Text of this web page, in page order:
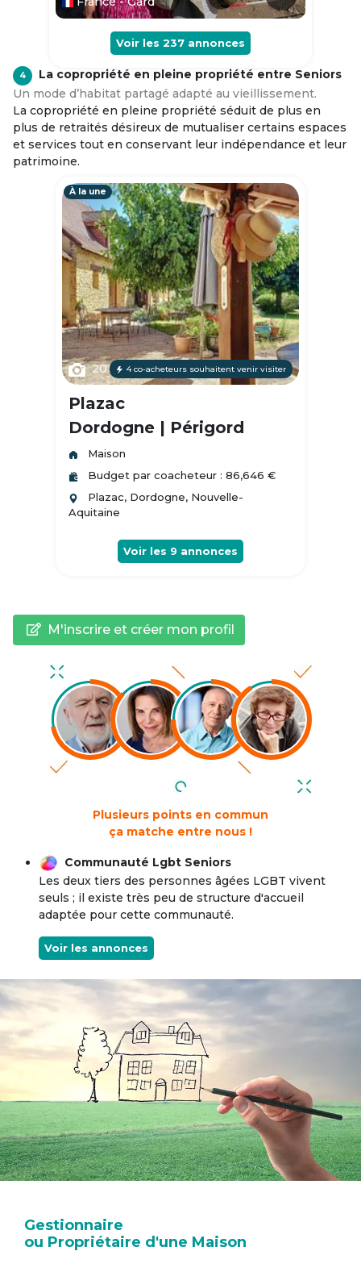
Voir les 237 annonces
4
La copropriété en pleine propriété entre Seniors
Un mode d’habitat partagé adapté au vieillissement.
La copropriété en pleine propriété séduit de plus en
plus de retraités désireux de mutualiser certains espaces
et services tout en conservant leur indépendance et leur
patrimoine.
À la une
20 4 co-acheteurs souhaitent venir visiter
Plazac
Dordogne | Périgord
Maison
Budget par coacheteur : 86,646 €
Plazac, Dordogne, Nouvelle-
Aquitaine
Voir les 9 annonces
M'inscrire et créer mon profil
Plusieurs points en commun
ça matche entre nous !
Communauté Lgbt Seniors
Les deux tiers des personnes âgées LGBT vivent
seuls ; il existe très peu de structure d'accueil
adaptée pour cette communauté.
Voir les annonces
Gestionnaire
ou Propriétaire d'une Maison